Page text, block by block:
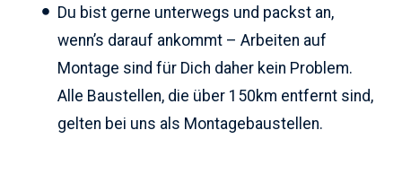
Du bist gerne unterwegs und packst an,
wenn’s darauf ankommt – Arbeiten auf
Montage sind für Dich daher kein Problem.
Alle Baustellen, die über 150km entfernt sind,
gelten bei uns als Montagebaustellen.